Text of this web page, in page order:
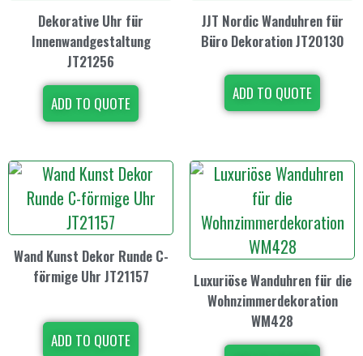
Dekorative Uhr für
Innenwandgestaltung
JT21256
ADD TO QUOTE
JJT Nordic Wanduhren für
Büro Dekoration JT20130
ADD TO QUOTE
Wand Kunst Dekor Runde C-
förmige Uhr JT21157
ADD TO QUOTE
Luxuriöse Wanduhren für die
Wohnzimmerdekoration
WM428